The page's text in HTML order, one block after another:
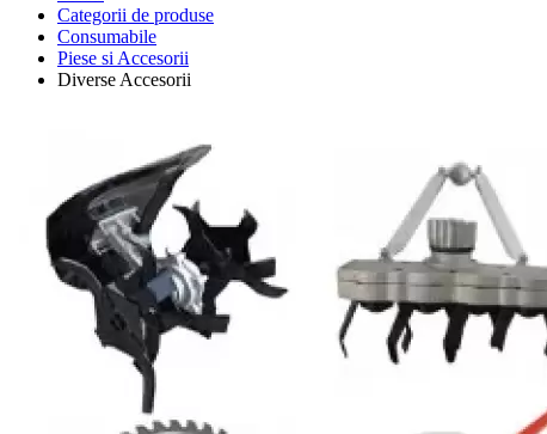
Categorii de produse
Consumabile
Piese si Accesorii
Diverse Accesorii